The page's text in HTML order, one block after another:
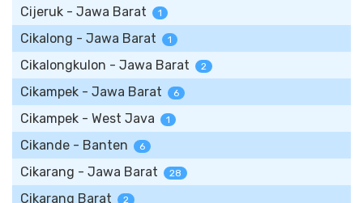
Cijeruk - Jawa Barat 1
Cikalong - Jawa Barat 1
Cikalongkulon - Jawa Barat 2
Cikampek - Jawa Barat 6
Cikampek - West Java 1
Cikande - Banten 6
Cikarang - Jawa Barat 28
Cikarang Barat 2